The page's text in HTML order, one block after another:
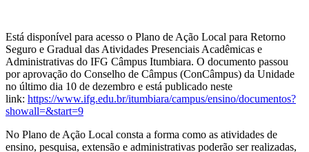
Está disponível para acesso o Plano de Ação Local para Retorno
Seguro e Gradual das Atividades Presenciais Acadêmicas e
Administrativas do IFG Câmpus Itumbiara. O documento passou
por aprovação do Conselho de Câmpus (ConCâmpus) da Unidade
no último dia 10 de dezembro e está publicado neste
link: https://www.ifg.edu.br/itumbiara/campus/ensino/documentos?
showall=&start=9
No Plano de Ação Local consta a forma como as atividades de
ensino, pesquisa, extensão e administrativas poderão ser realizadas,